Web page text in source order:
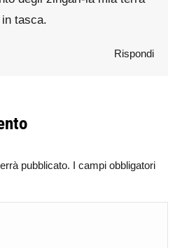
tasca.
Rispondi
pubblicato. I campi obbligatori